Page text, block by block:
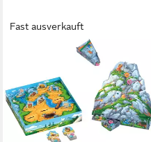
Fast ausverkauft
Strategiespiel Paleolino
HIGD1032
ab 37,45 €
lieferbar - in 2-3 Werktagen bei dir